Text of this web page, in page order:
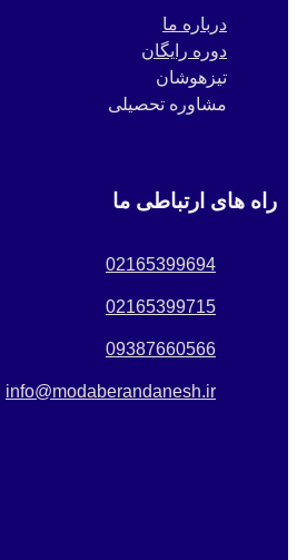
درباره ما
دوره رایگان
تیزهوشان
مشاوره تحصیلی
راه های ارتباطی ما
02165399694
02165399715
09387660566
info@modaberandanesh.ir